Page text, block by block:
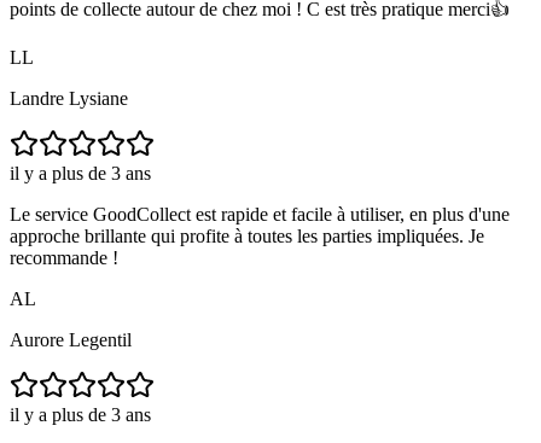
points de collecte autour de chez moi ! C est très pratique merci👍
LL
Landre Lysiane
il y a plus de 3 ans
Le service GoodCollect est rapide et facile à utiliser, en plus d'une
approche brillante qui profite à toutes les parties impliquées. Je
recommande !
AL
Aurore Legentil
il y a plus de 3 ans